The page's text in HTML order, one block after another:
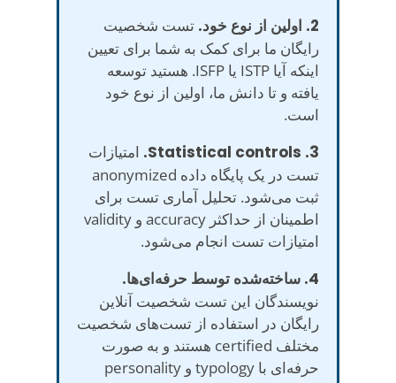
2. اولین از نوع خود.
تست شخصیت
رایگان ما برای کمک به شما برای تعیین
اینکه آیا ISTP یا ISFP. هستید توسعه
یافته و تا دانش ما، اولین از نوع خود
است.
3. Statistical controls.
امتیازات
تست در یک پایگاه داده anonymized
ثبت می‌شود. تحلیل آماری تست برای
اطمینان از حداکثر accuracy و validity
امتیازات تست انجام می‌شود.
4. ساخته‌شده توسط حرفه‌ای‌ها.
نویسندگان این تست شخصیت آنلاین
رایگان در استفاده از تست‌های شخصیت
مختلف certified هستند و به صورت
حرفه‌ای با typology و personality